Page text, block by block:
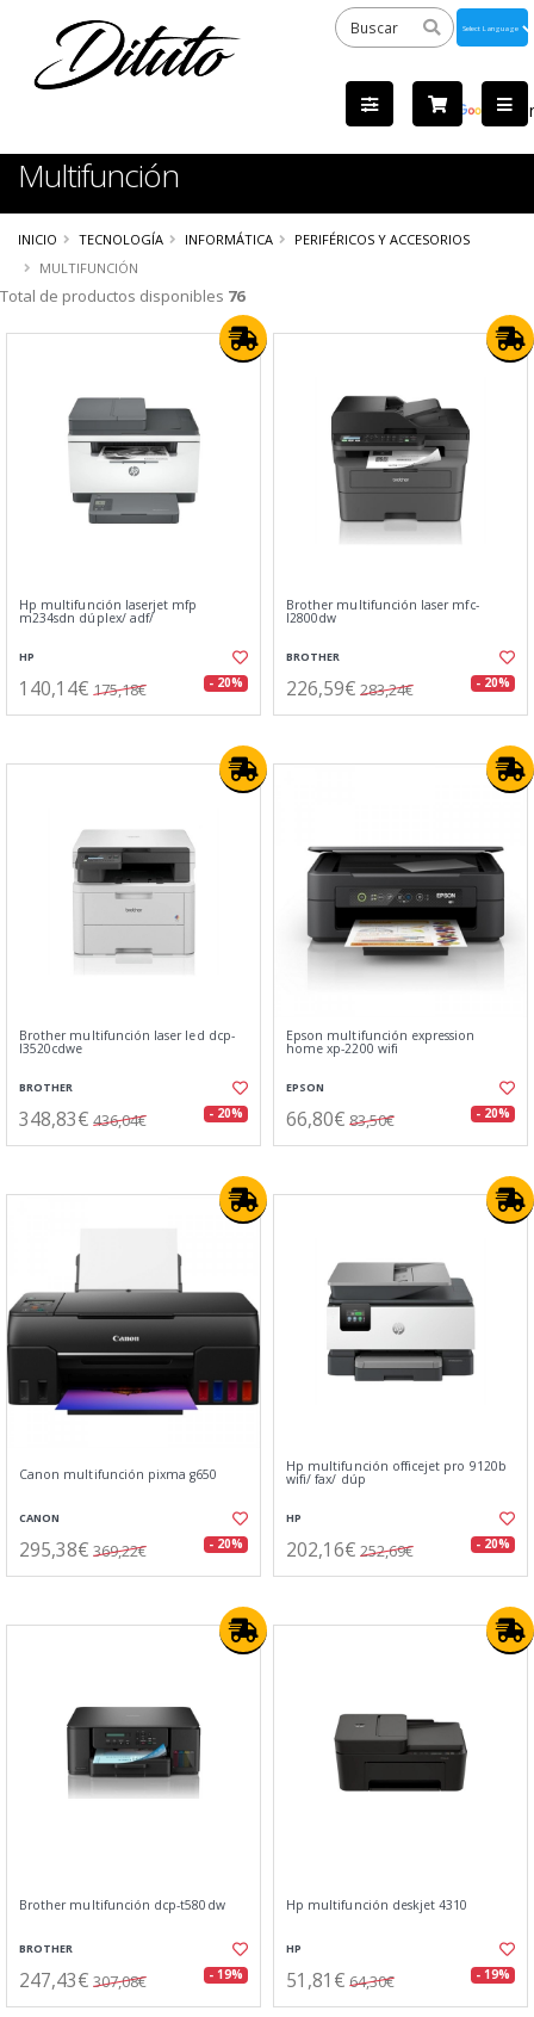
by
Multifunción
INICIO TECNOLOGÍA INFORMÁTICA
PERIFÉRICOS Y ACCESORIOS
MULTIFUNCIÓN
Total de productos disponibles 76
Hp multifunción laserjet mfp
m234sdn dúplex/ adf/
HP
140,14€ 175,18€ - 20%
Brother multifunción laser mfc-
l2800dw
BROTHER
226,59€ 283,24€ - 20%
Brother multifunción laser led dcp-
l3520cdwe
BROTHER
348,83€ 436,04€ - 20%
Epson multifunción expression
home xp-2200 wifi
EPSON
66,80€ 83,50€ - 20%
Canon multifunción pixma g650
CANON
295,38€ 369,22€ - 20%
Hp multifunción officejet pro 9120b
wifi/ fax/ dúp
HP
202,16€ 252,69€ - 20%
Brother multifunción dcp-t580dw
BROTHER
247,43€ 307,08€ - 19%
Hp multifunción deskjet 4310
HP
51,81€ 64,30€ - 19%